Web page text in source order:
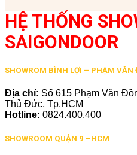
HỆ THỐNG
SAIGONDOOR
SHOWROM BÌNH LỢI – PHẠM VĂN
Địa chỉ: Số 615 Phạm Văn
Thủ Đức, Tp.HCM
Hotline: 0824.400.400
SHOWROOM QUẬN 9 –HCM